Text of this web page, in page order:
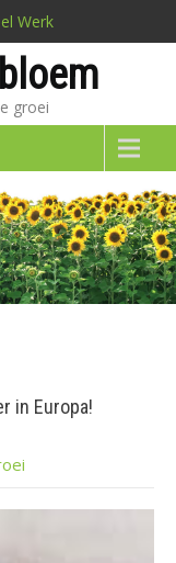
Werk
groei
in Europa!